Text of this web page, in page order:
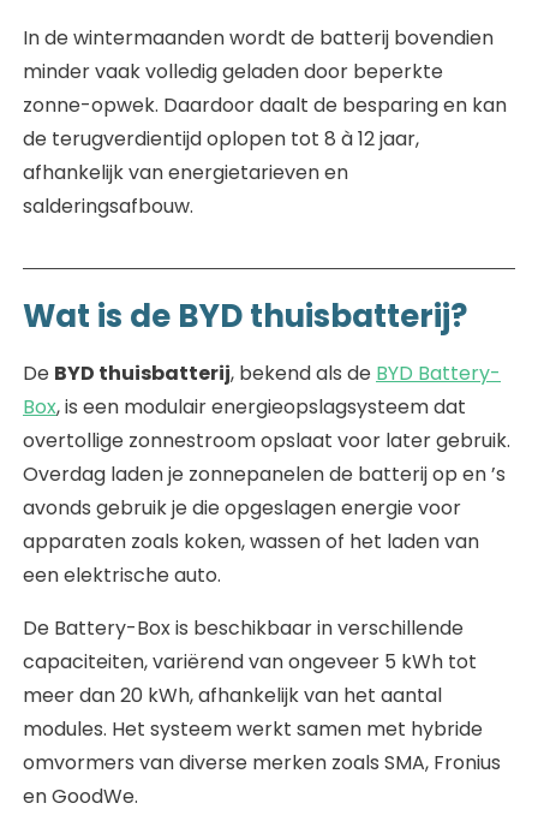
In de wintermaanden wordt de batterij bovendien
minder vaak volledig geladen door beperkte
zonne-opwek. Daardoor daalt de besparing en kan
de terugverdientijd oplopen tot 8 à 12 jaar,
afhankelijk van energietarieven en
salderingsafbouw.
Wat is de BYD thuisbatterij?
De BYD thuisbatterij, bekend als de BYD Battery-
Box, is een modulair energieopslagsysteem dat
overtollige zonnestroom opslaat voor later gebruik.
Overdag laden je zonnepanelen de batterij op en ’s
avonds gebruik je die opgeslagen energie voor
apparaten zoals koken, wassen of het laden van
een elektrische auto.
De Battery-Box is beschikbaar in verschillende
capaciteiten, variërend van ongeveer 5 kWh tot
meer dan 20 kWh, afhankelijk van het aantal
modules. Het systeem werkt samen met hybride
omvormers van diverse merken zoals SMA, Fronius
en GoodWe.